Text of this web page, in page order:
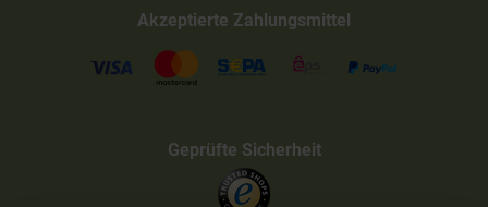
Akzeptierte Zahlungsmittel
Geprüfte Sicherheit